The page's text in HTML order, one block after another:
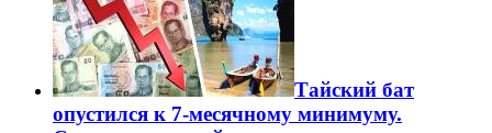
Тайский бат
опустился к 7-месячному минимуму.